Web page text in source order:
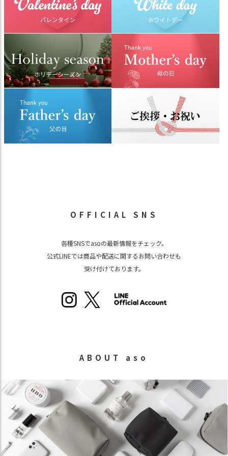
OFFICIAL SNS
各種SNSでasoの最新情報をチェック。
公式LINEでは商品や配送に関するお問い合わせも
受け付けております。
ABOUT aso